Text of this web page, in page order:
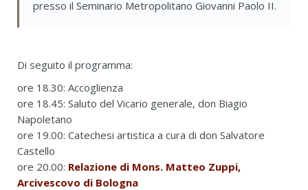
presso il Seminario Metropolitano Giovanni Paolo II.
Di seguito il programma:
ore 18.30: Accoglienza
ore 18.45: Saluto del Vicario generale, don Biagio
Napoletano
ore 19.00: Catechesi artistica a cura di don Salvatore
Castello
ore 20.00: Relazione di Mons. Matteo Zuppi,
Arcivescovo di Bologna